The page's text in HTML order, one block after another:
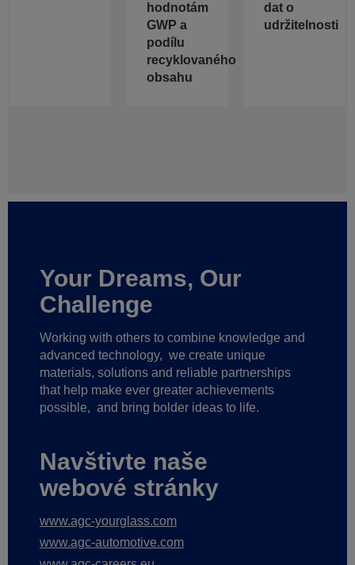
hodnotám
GWP a
podílu
recyklovaného
obsahu
dat o
udržitelnosti
Your Dreams, Our
Challenge
Working with others to combine knowledge and
advanced technology, we create unique
materials, solutions and reliable partnerships
that help make ever greater achievements
possible, and bring bolder ideas to life.
Navštivte naše
webové stránky
www.agc-yourglass.com
www.agc-automotive.com